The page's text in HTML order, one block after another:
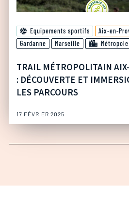
Equipements sportifs
Aix-en-
Gardanne
Marseille Métropole
TRAIL MÉTROPOLITAIN
: DÉCOUVERTE ET
LES PARCOURS
17 FÉVRIER 2025